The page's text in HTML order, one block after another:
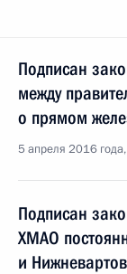
Подписан
между
о прямом
5 апреля 2016
Подписан
ХМАО
и